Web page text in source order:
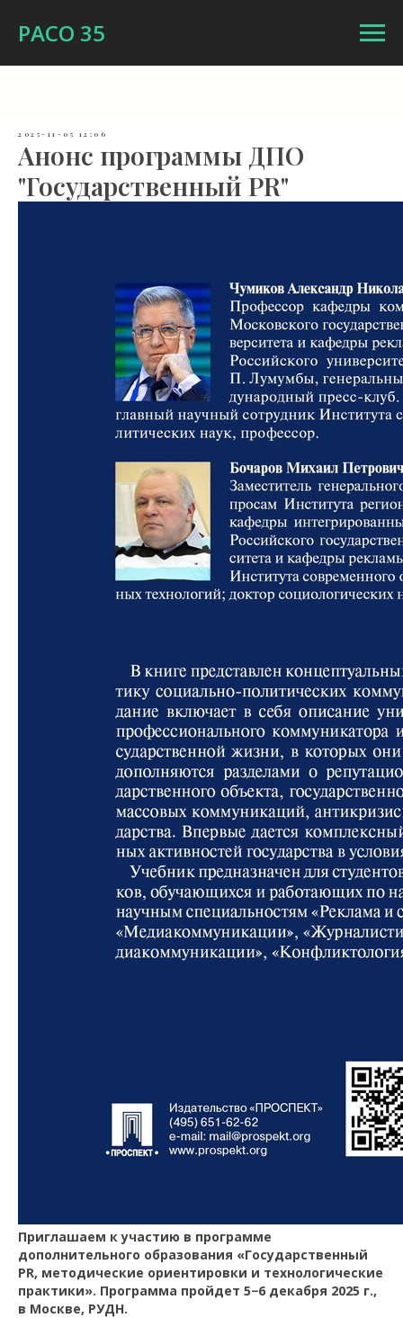
РАСО 35
2025-11-05 12:06
Анонс программы ДПО
"Государственный PR"
Приглашаем к участию в программе
дополнительного образования «Государственный
PR, методические ориентировки и технологические
практики». Программа пройдет 5−6 декабря 2025 г.,
в Москве, РУДН.